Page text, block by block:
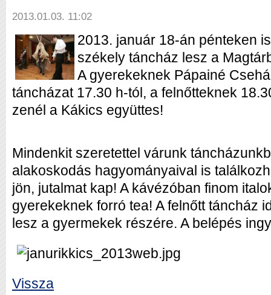
2013.01.03. 11:02
2013. január 18-án pénteken
székely táncház lesz a
A gyerekeknek Pápainé
táncházat 17.30 h-tól, a felnőtteknek
zenél a Kákics együttes!
Mindenkit szeretettel várunk
alakoskodás hagyományaival is
jön, jutalmat kap! A kávézóban finom
gyerekeknek forró tea! A felnőtt táncház
lesz a gyermekek részére. A belépés
Vissza